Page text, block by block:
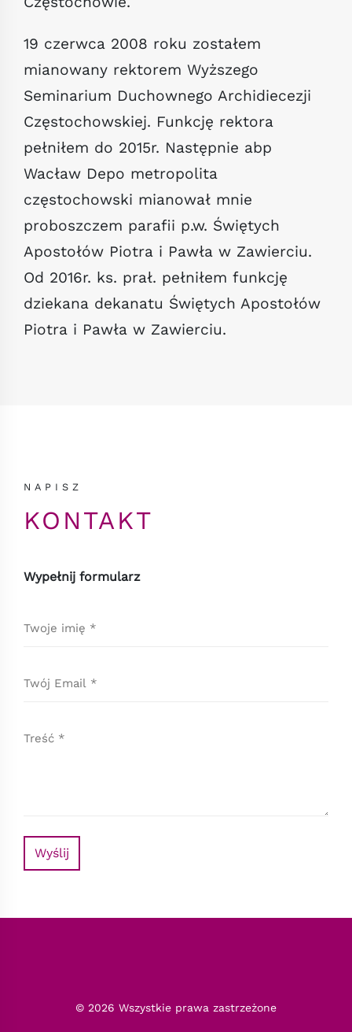
19 czerwca 2008 roku zostałem
mianowany rektorem Wyższego
Seminarium Duchownego Archidiecezji
Częstochowskiej. Funkcję rektora
pełniłem do 2015r. Następnie abp
Wacław Depo metropolita
częstochowski mianował mnie
proboszczem parafii p.w. Świętych
Apostołów Piotra i Pawła w Zawierciu.
Od 2016r. ks. prał. pełniłem funkcję
dziekana dekanatu Świętych Apostołów
Piotra i Pawła w Zawierciu.
NAPISZ
KONTAKT
Wypełnij formularz
Wyślij
© 2026 Wszystkie prawa zastrzeżone